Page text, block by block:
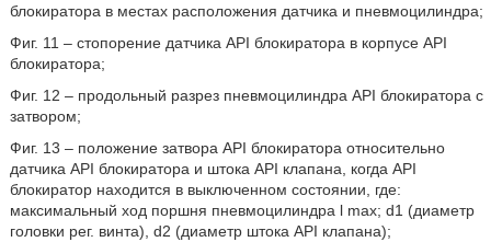
блокиратора в местах расположения датчика и пневмоцилиндра;
Фиг. 11 – стопорение датчика API блокиратора в корпусе API
блокиратора;
Фиг. 12 – продольный разрез пневмоцилиндра API блокиратора с
затвором;
Фиг. 13 – положение затвора API блокиратора относительно
датчика API блокиратора и штока API клапана, когда API
блокиратор находится в выключенном состоянии, где:
максимальный ход поршня пневмоцилиндра l max; d1 (диаметр
головки рег. винта), d2 (диаметр штока API клапана);